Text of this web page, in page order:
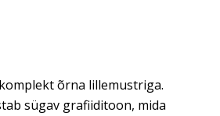
õrna lillemustriga.
sügav grafiiditoon, mida